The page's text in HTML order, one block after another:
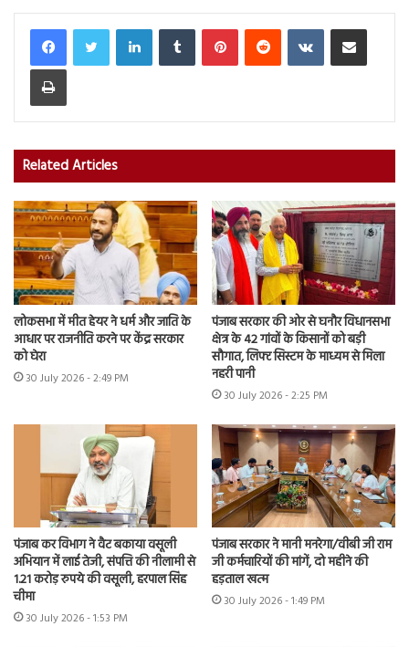
LinkedInTumblr PinterestReddit VKontakteShare via Email
Print
Related Articles
लोकसभा में मीत हेयर ने धर्म और जाति के
आधार पर राजनीति करने पर केंद्र सरकार
को घेरा
30 July 2026 - 2:49 PM
पंजाब सरकार की ओर से घनौर विधानसभा
क्षेत्र के 42 गांवों के किसानों को बड़ी
सौगात, लिफ्ट सिस्टम के माध्यम से मिला
नहरी पानी
30 July 2026 - 2:25 PM
पंजाब कर विभाग ने वैट बकाया वसूली
अभियान में लाई तेजी, संपत्ति की नीलामी से
1.21 करोड़ रुपये की वसूली, हरपाल सिंह
चीमा
30 July 2026 - 1:53 PM
पंजाब सरकार ने मानी मनरेगा/वीबी जी राम
जी कर्मचारियों की मांगें, दो महीने की
हड़ताल खत्म
30 July 2026 - 1:49 PM